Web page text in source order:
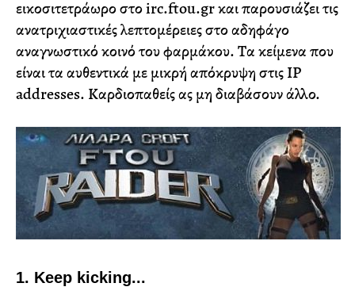
εικοσιτετράωρο στο irc.ftou.gr και παρουσιάζει τις
ανατριχιαστικές λεπτομέρειες στο αδηφάγο
αναγνωστικό κοινό του φαρμάκου. Τα κείμενα που
είναι τα αυθεντικά με μικρή απόκρυψη στις IP
addresses. Καρδιοπαθείς ας μη διαβάσουν άλλο.
1. Keep kicking...